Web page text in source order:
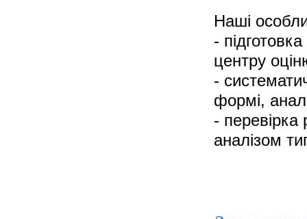
Наші
-
центру
-
формі,
- перевірка
аналізом